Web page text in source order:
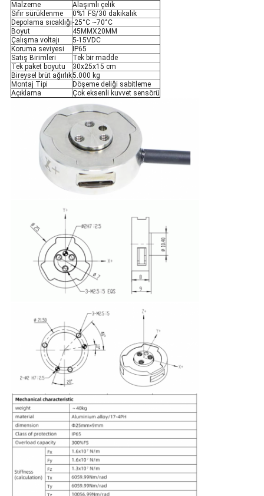
Malzeme
Alaşımlı çelik
Sıfır sürüklenme
0%1 FS/30 dakikalık
Depolama sıcaklığı-25°C ~70°C
Boyut
45MMX20MM
Çalışma voltajı
5-15VDC
Koruma seviyesi
IP65
Satış Birimleri
Tek bir madde
Tek paket boyutu
30x25x15 cm
Bireysel brüt ağırlık5.000 kg
Montaj Tipi
Döşeme deliği sabitleme
Açıklama
Çok eksenli kuvvet sensörü